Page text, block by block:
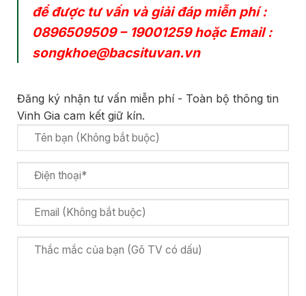
để được tư vấn và giải đáp miễn phí :
0896509509– 19001259hoặc Email :
songkhoe@bacsituvan.vn
Đăng ký nhận tư vấn miễn phí - Toàn bộ thông tin
Vinh Gia cam kết giữ kín.